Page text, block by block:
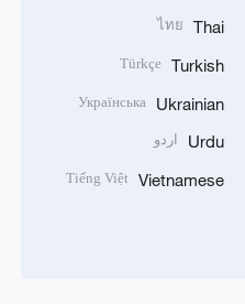
Thai
ไทย
Turkish
Türkçe
Ukrainian
Українська
Urdu اردو
Vietnamese
Tiếng Việt